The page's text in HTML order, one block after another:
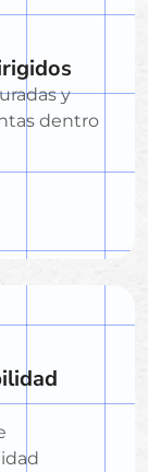
y
dentro